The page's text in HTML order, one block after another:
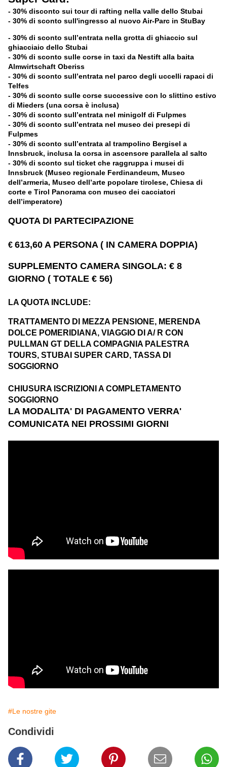
- 30% disconto sui tour di rafting nella valle dello Stubai
- 30% di sconto sull'ingresso al nuovo Air-Parc in StuBay
- 30% di sconto sull’entrata nella grotta di ghiaccio sul
ghiacciaio dello Stubai
- 30% di sconto sulle corse in taxi da Nestift alla baita
Almwirtschaft Oberiss
- 30% di sconto sull’entrata nel parco degli uccelli rapaci di
Telfes
- 30% di sconto sulle corse successive con lo slittino estivo
di Mieders (una corsa è inclusa)
- 30% di sconto sull’entrata nel minigolf di Fulpmes
- 30% di sconto sull’entrata nel museo dei presepi di
Fulpmes
- 30% di sconto sull’entrata al trampolino Bergisel a
Innsbruck, inclusa la corsa in ascensore parallela al salto
- 30% di sconto sul ticket che raggruppa i musei di
Innsbruck (Museo regionale Ferdinandeum, Museo
dell’armeria, Museo dell’arte popolare tirolese, Chiesa di
corte e Tirol Panorama con museo dei cacciatori
dell’imperatore)
QUOTA DI PARTECIPAZIONE
€ 613,60 A PERSONA ( IN CAMERA DOPPIA)
SUPPLEMENTO CAMERA SINGOLA: € 8
GIORNO ( TOTALE € 56)
LA QUOTA INCLUDE:
TRATTAMENTO DI MEZZA PENSIONE, MERENDA
DOLCE POMERIDIANA, VIAGGIO DI A/ R CON
PULLMAN GT DELLA COMPAGNIA PALESTRA
TOURS, STUBAI SUPER CARD, TASSA DI
SOGGIORNO
CHIUSURA ISCRIZIONI A COMPLETAMENTO
SOGGIORNO
LA MODALITA' DI PAGAMENTO VERRA'
COMUNICATA NEI PROSSIMI GIORNI
#Le nostre gite
Condividi